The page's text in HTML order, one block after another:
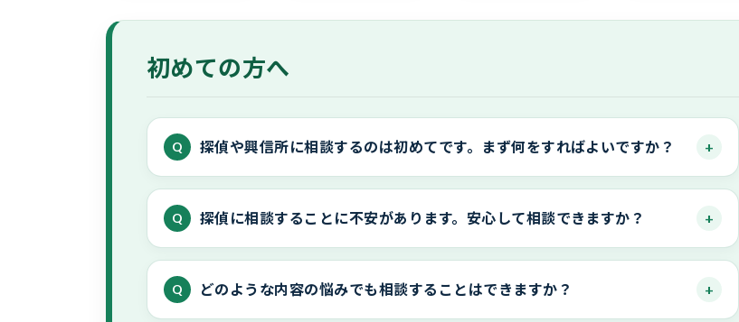
初めての方へ
探偵や興信所に相談するのは初めてです。まず何をすればよいですか？
探偵に相談することに不安があります。安心して相談できますか？
どのような内容の悩みでも相談することはできますか？